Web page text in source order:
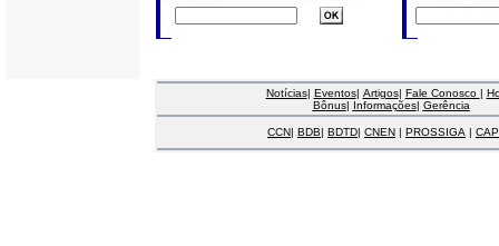
Notícias| Eventos| Artigos| Fale Conosco |
Bônus| Informações| Gerência
CCN| BDB| BDTD| CNEN | PROSSIGA |